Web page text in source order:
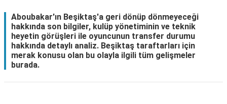
Aboubakar'ın Beşiktaş'a geri dönüp dönmeyeceği
hakkında son bilgiler, kulüp yönetiminin ve teknik
heyetin görüşleri ile oyuncunun transfer durumu
hakkında detaylı analiz. Beşiktaş taraftarları için
merak konusu olan bu olayla ilgili tüm gelişmeler
burada.